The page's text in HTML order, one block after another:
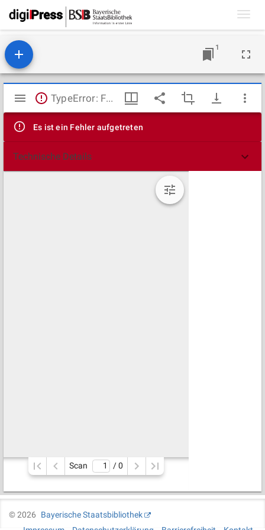
1
Mirador
Viewer
TypeError: Failed to fetch
Es ist ein Fehler aufgetreten
Technische Details
Scan / 0
©2026
Bayerische Staatsbibliothek